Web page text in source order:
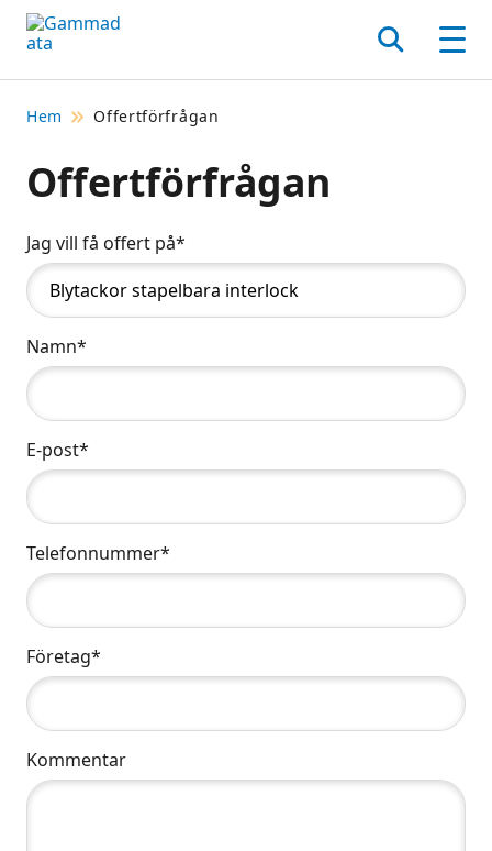
Hoppa
till
Sök
Hem Offertförfrågan
Offertförfrågan
Jag vill få offert på*
Namn*
E-post*
Telefonnummer*
Företag*
Kommentar